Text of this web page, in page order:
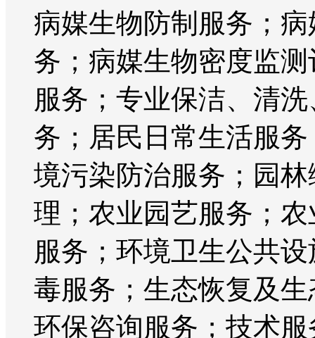
病媒生物防制服务；
务；病媒生物密度监
服务；专业保洁、清
务；居民日常生活服
境污染防治服务；园
理；农业园艺服务；
服务；环境卫生公共
毒服务；生态恢复及
环保咨询服务；技术